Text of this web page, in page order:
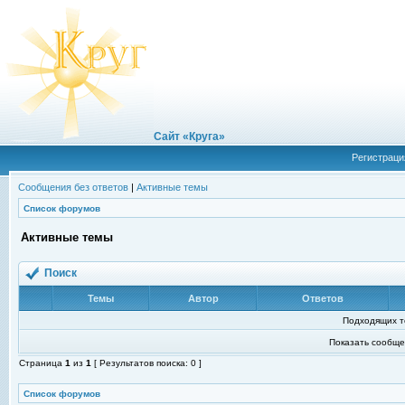
Сайт «Круга»
Сообщения без ответов | Активные темы
Список форумов
Активные темы
Поиск
Темы Автор Ответов
Подходящих
Показать
Страница 1 из 1 [ Результатов поиска: 0 ]
Список форумов